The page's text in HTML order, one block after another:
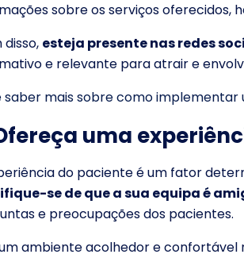
sobre os serviços oferecidos,
disso, esteja presente nas redes
e relevante para atrair e
saber mais sobre como
uma
do paciente é um fator
se de que a sua equipa é
e preocupações dos pacientes.
ambiente acolhedor e confortável